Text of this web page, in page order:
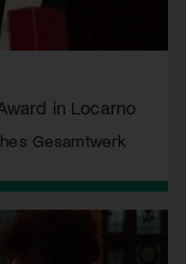
in Locarno
Gesamtwerk